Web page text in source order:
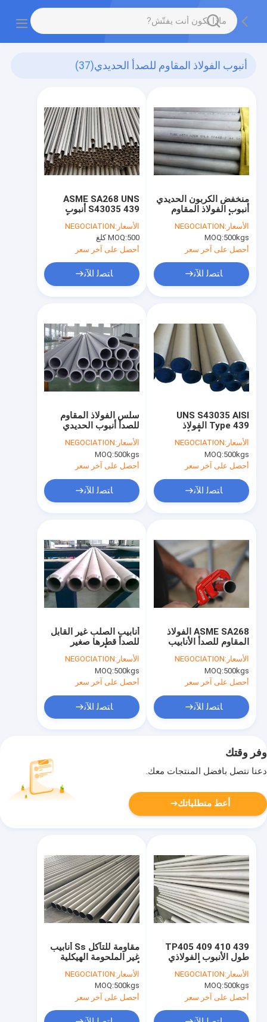
أنبوب الفولاذ المقاوم للصدأ الحديدي(37)
ASME SA268 UNS
S43035 439 أنبوب
فولاذي مقاوم للصدأ من
الحديد
الأسعار:NEGOCIATION
MOQ:500 كلغ
أحصل على آخر سعر
ﺎﺘﺼﻟ ﺍﻶﻧ
منخفض الكربون الحديدي
أنبوب الفولاذ المقاوم
للصدأ جيد التحسس ليونة
المقاومة
الأسعار:NEGOCIATION
MOQ:500kgs
أحصل على آخر سعر
ﺎﺘﺼﻟ ﺍﻶﻧ
سلس الفولاذ المقاوم
للصدأ أنبوب الحديدي
UNS S43000 1.4016
شكل دائري لتقليم
السيارات
الأسعار:NEGOCIATION
MOQ:500kgs
أحصل على آخر سعر
ﺎﺘﺼﻟ ﺍﻶﻧ
UNS S43035 AISI
Type 439 الفولاذ
المقاوم للصدأ الأنابيب
غير الملحومة 6096mm
طول BWG18 - BWG12
الأسعار:NEGOCIATION
MOQ:500kgs
أحصل على آخر سعر
ﺎﺘﺼﻟ ﺍﻶﻧ
أنابيب الصلب غير القابل
للصدأ قطرها صغير
الحديدي أنابيب الفولاذ
المقاوم للصدأ تدحرجت
UNS S41000
الأسعار:NEGOCIATION
MOQ:500kgs
أحصل على آخر سعر
ﺎﺘﺼﻟ ﺍﻶﻧ
ASME SA268 الفولاذ
المقاوم للصدأ الأنابيب
المستديرة / غير القابل
للصدأ الأنابيب غير
الملحومة للسيارات
الأسعار:NEGOCIATION
MOQ:500kgs
أحصل على آخر سعر
ﺎﺘﺼﻟ ﺍﻶﻧ
وفر وقتك
دعنا نتصل بأفضل المنتجات معك.
أعط متطلباتك
مقاومة للتآكل Ss أنابيب
غير الملحومة الهيكلية
أنابيب الصلب صلابة عالية
EN10204 3.1
الأسعار:NEGOCIATION
MOQ:500kgs
أحصل على آخر سعر
TP405 409 410 439
طول الأنبوب الفولاذي
A268 6096mm الطول
الأسعار:NEGOCIATION
MOQ:500kgs
أحصل على آخر سعر